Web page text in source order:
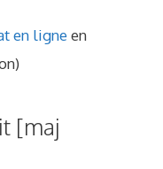
en ligneen
[maj